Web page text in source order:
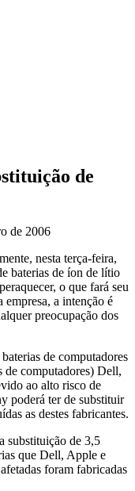
de
de 2006
nesta terça-feira,
baterias de íon de lítio
o que fará seu
a intenção é
preocupação dos
de computadores
de computadores) Dell,
ao alto risco de
poderá ter de substituir
as destes fabricantes.
substituição de 3,5
que Dell, Apple e
foram fabricadas